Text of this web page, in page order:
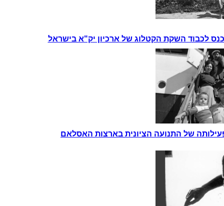
לכבוד השקת הקטלוג של ארכיון יק"א בישראל
של התנועה הציונית בארצות האסלאם